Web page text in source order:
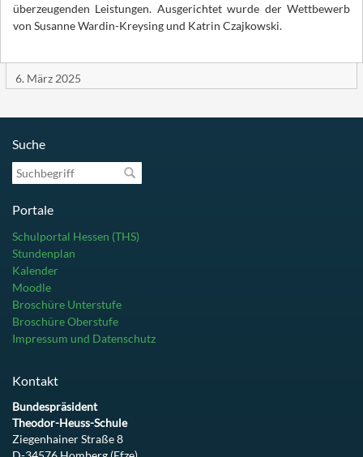
überzeugenden Leistungen. Ausgerichtet wurde der Wettbewerb
von Susanne Wardin-Kreysing und Katrin Czajkowski.
6. März 2025
Suche
Suchbegriff
Portale
Schulportal Hessen (THS)
Stundenplan
Kalender
Moodle
Broschüre Unterstufe
Broschüre Oberstufe
Impressum und Datenschutz
Kontakt
Bundespräsident
Theodor-Heuss-Schule
Ziegenhainer Straße 8